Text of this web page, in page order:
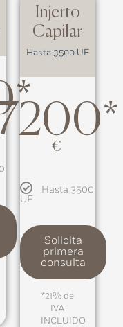
Injerto
Capilar
Hasta 3500 UF
€
Hasta 3500
UF
Solicita
primera
consulta
*21% de
IVA
INCLUIDO